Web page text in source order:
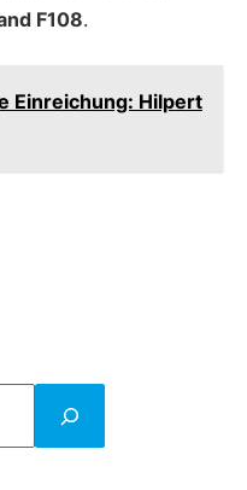
F108.
Einreichung: Hilpert